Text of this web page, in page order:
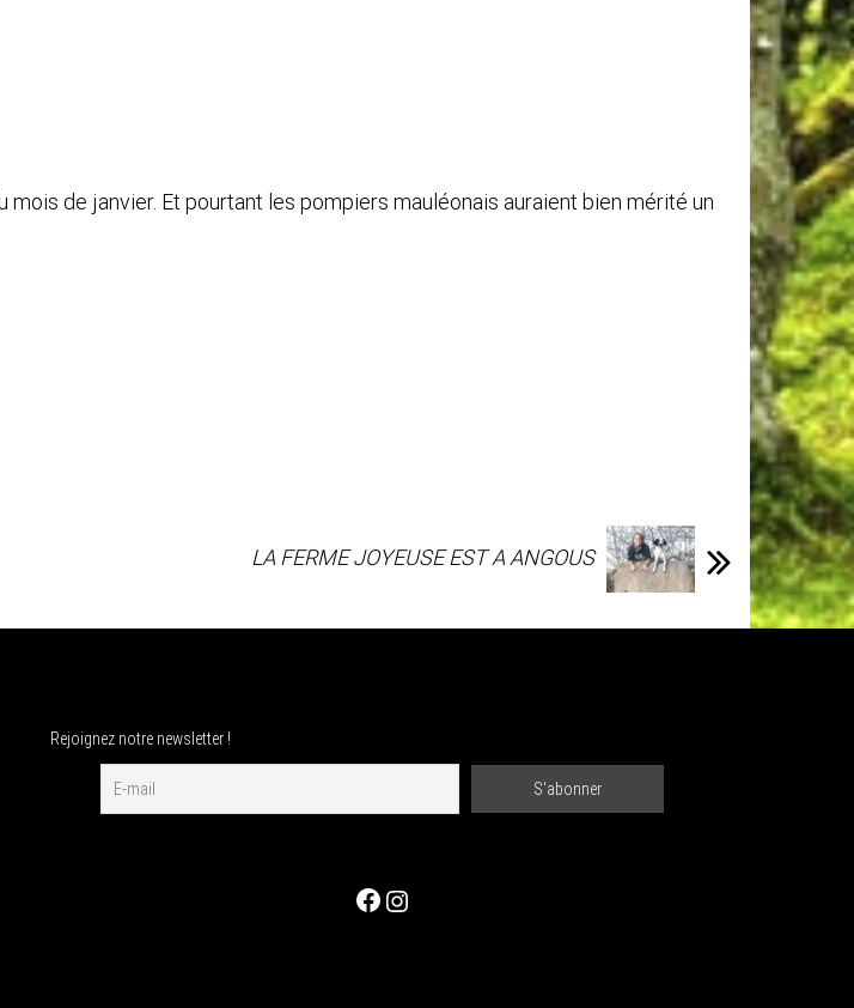
de janvier. Et pourtant les pompiers mauléonais auraient bien mérité un
LA FERME JOYEUSE EST A ANGOUS
Rejoignez notre newsletter !
Facebook Instagram